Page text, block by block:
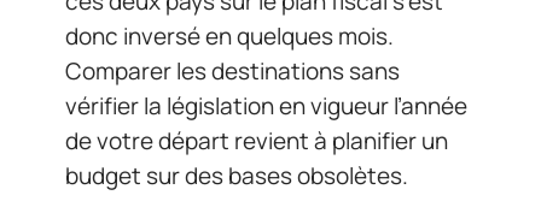
donc inversé en quelques mois.
Comparer les destinations sans
vérifier la législation en vigueur l’année
de votre départ revient à planifier un
budget sur des bases obsolètes.